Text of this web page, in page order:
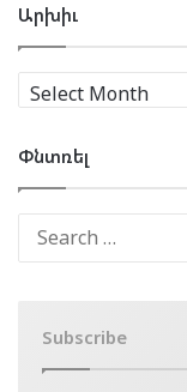
Արխիւ
Արխիւ
Փնտռել
Subscribe